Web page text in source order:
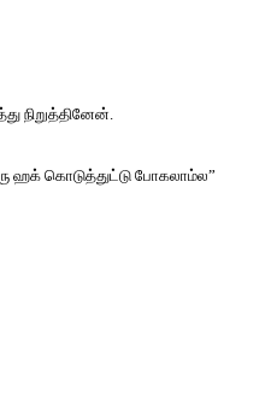
நிறுத்தினேன்.
ஹக் கொடுத்துட்டு போகலாம்ல”